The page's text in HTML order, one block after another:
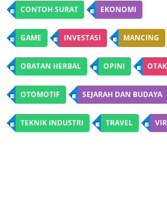
CONTOH SURAT EKONOMI
GAME INVESTASI MANCING
OBATAN HERBAL OPINI
OTOMOTIF SEJARAH DAN BUDAYA
TEKNIK INDUSTRI TRAVEL